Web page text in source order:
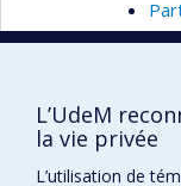
L’UdeM
la vie privée
L’utilisation de